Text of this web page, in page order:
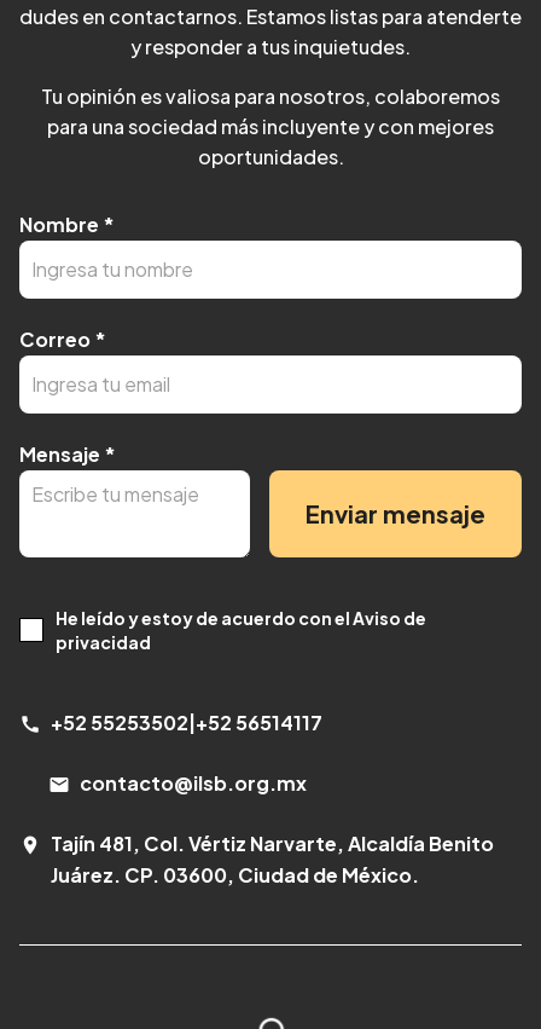
dudes en contactarnos. Estamos listas para atenderte
y responder a tus inquietudes.
Tu opinión es valiosa para nosotros, colaboremos
para una sociedad más incluyente y con mejores
oportunidades.
Nombre *
Correo*
Mensaje *
Enviar mensaje
He leído y estoy de acuerdo con el Aviso de
privacidad
call +52 55253502|+52 56514117
email contacto@ilsb.org.mx
room
Tajín 481, Col. Vértiz Narvarte, Alcaldía Benito
Juárez. CP. 03600, Ciudad de México.